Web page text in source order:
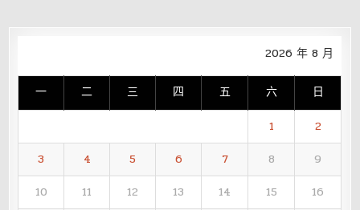
2026 年 8 月
一 二 三 四 五 六 日
1
2
3
4 5 6 7 8
9
10
11 12 13 14 15
16